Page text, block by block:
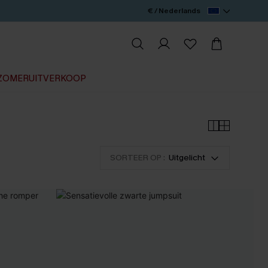
€ / Nederlands
SORTEER OP : Uitgelicht